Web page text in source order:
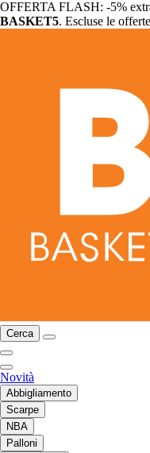
OFFERTA FLASH: -5%
BASKET5. Escluse le
Cerca
Novità
Abbigliamento
Scarpe
NBA
Palloni